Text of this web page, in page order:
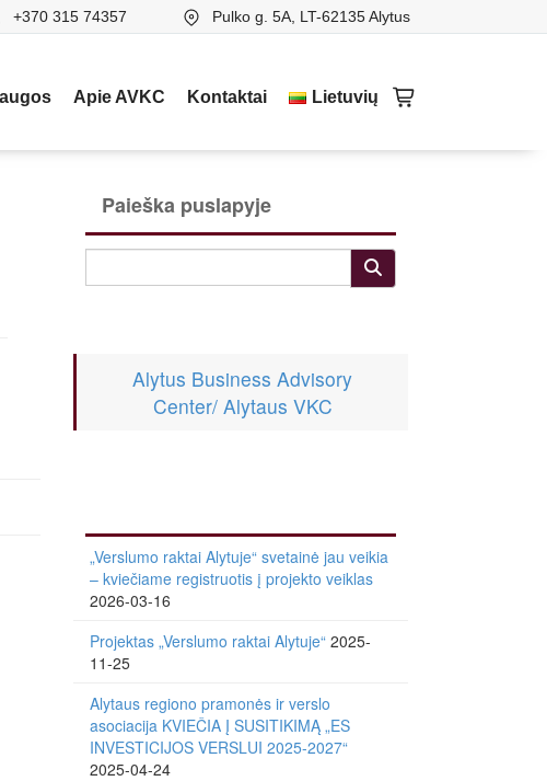
+370 315 74357 Pulko g. 5A, LT-62135 Alytus
Apie AVKC Kontaktai Lietuvių
Paieška puslapyje
Alytus Business Advisory
Center/ Alytaus VKC
„Verslumo raktai Alytuje“ svetainė jau veikia
– kviečiame registruotis į projekto veiklas
2026-03-16
Projektas „Verslumo raktai Alytuje“ 2025-
11-25
Alytaus regiono pramonės ir verslo
asociacija KVIEČIA Į SUSITIKIMĄ „ES
INVESTICIJOS VERSLUI 2025-2027“
2025-04-24